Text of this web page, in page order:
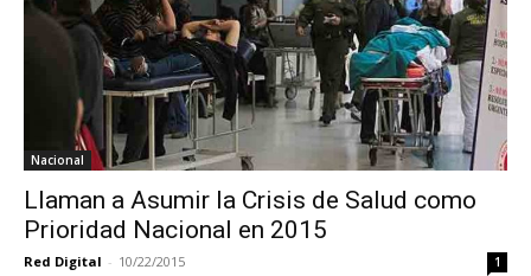
Nacional
Llaman a Asumir la Crisis de Salud como
Prioridad Nacional en 2015
Red Digital - 10/22/2015 1